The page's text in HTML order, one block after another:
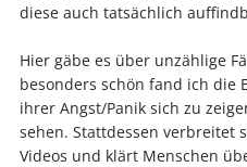
diese auch tatsächlich
Hier gäbe es über unzählige
besonders schön fand ich die
ihrer Angst/Panik sich zu
sehen. Stattdessen verbreitet
Videos und klärt Menschen